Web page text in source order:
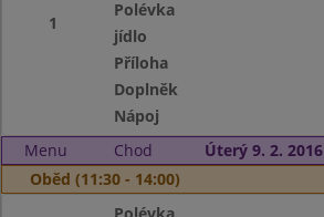
1
Polévka
jídlo
Příloha
Doplněk
Nápoj
Menu
Chod
Úterý 9. 2. 2016
Oběd (11:30 - 14:00)